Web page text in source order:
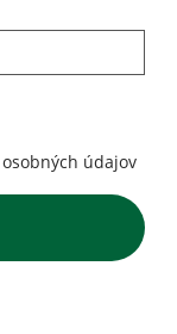
údajov